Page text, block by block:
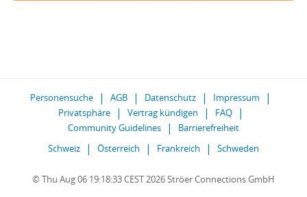
Personensuche AGB Datenschutz
Impressum
Privatsphäre
Vertrag kündigen
FAQ
Community Guidelines
Barrierefreiheit
Schweiz
Österreich Frankreich Schweden
© Thu Aug 06 19:18:33 CEST 2026 Ströer Connections GmbH